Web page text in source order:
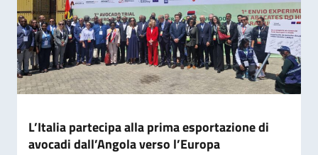
L’Italia partecipa alla prima esportazione di
avocadi dall’Angola verso l’Europa